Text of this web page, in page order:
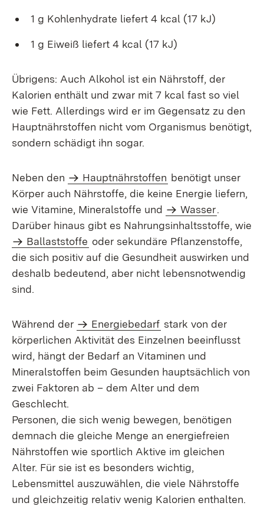
1 g Kohlenhydrate liefert 4 kcal (17 kJ)
1 g Eiweiß liefert 4 kcal (17 kJ)
Übrigens: Auch Alkohol ist ein Nährstoff, der
Kalorien enthält und zwar mit 7 kcal fast so viel
wie Fett. Allerdings wird er im Gegensatz zu den
Hauptnährstoffen nicht vom Organismus benötigt,
sondern schädigt ihn sogar.
Neben den Hauptnährstoffen benötigt unser
Körper auch Nährstoffe, die keine Energie liefern,
wie Vitamine, Mineralstoffe und
Wasser.
Darüber hinaus gibt es Nahrungsinhaltsstoffe, wie
Ballaststoffe oder sekundäre Pflanzenstoffe,
die sich positiv auf die Gesundheit auswirken und
deshalb bedeutend, aber nicht lebensnotwendig
sind.
Während der Energiebedarf stark von der
körperlichen Aktivität des Einzelnen beeinflusst
wird, hängt der Bedarf an Vitaminen und
Mineralstoffen beim Gesunden hauptsächlich von
zwei Faktoren ab – dem Alter und dem
Geschlecht.
Personen, die sich wenig bewegen, benötigen
demnach die gleiche Menge an energiefreien
Nährstoffen wie sportlich Aktive im gleichen
Alter. Für sie ist es besonders wichtig,
Lebensmittel auszuwählen, die viele Nährstoffe
und gleichzeitig relativ wenig Kalorien enthalten.